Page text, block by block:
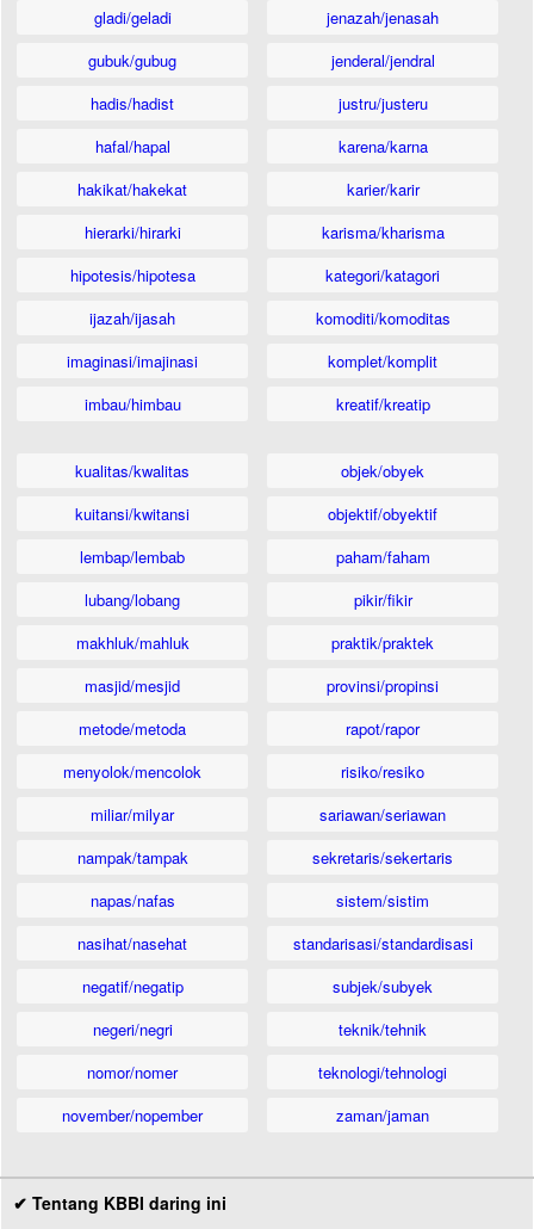
gladi/geladi
gubuk/gubug
hadis/hadist
hafal/hapal
hakikat/hakekat
hierarki/hirarki
hipotesis/hipotesa
ijazah/ijasah
imaginasi/imajinasi
imbau/himbau
jenazah/jenasah
jenderal/jendral
justru/justeru
karena/karna
karier/karir
karisma/kharisma
kategori/katagori
komoditi/komoditas
komplet/komplit
kreatif/kreatip
kualitas/kwalitas
kuitansi/kwitansi
lembap/lembab
lubang/lobang
makhluk/mahluk
masjid/mesjid
metode/metoda
menyolok/mencolok
miliar/milyar
nampak/tampak
napas/nafas
nasihat/nasehat
negatif/negatip
negeri/negri
nomor/nomer
november/nopember
objek/obyek
objektif/obyektif
paham/faham
pikir/fikir
praktik/praktek
provinsi/propinsi
rapot/rapor
risiko/resiko
sariawan/seriawan
sekretaris/sekertaris
sistem/sistim
standarisasi/standardisasi
subjek/subyek
teknik/tehnik
teknologi/tehnologi
zaman/jaman
✔ Tentang KBBI daring ini